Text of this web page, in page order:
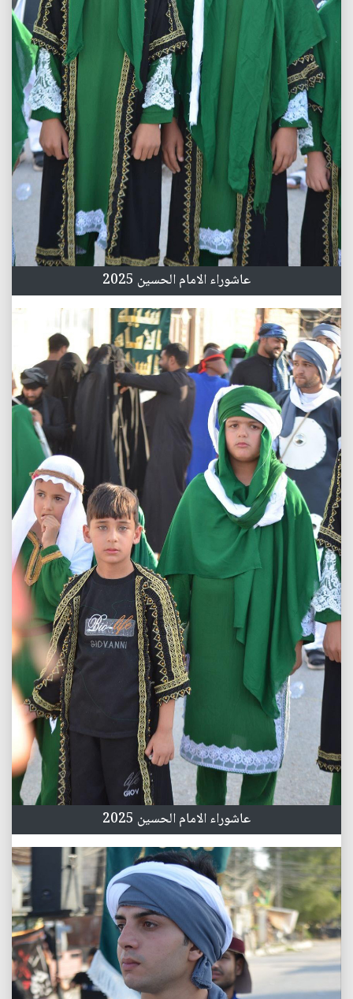
عاشوراء الامام الحسين 2025
عاشوراء الامام الحسين 2025